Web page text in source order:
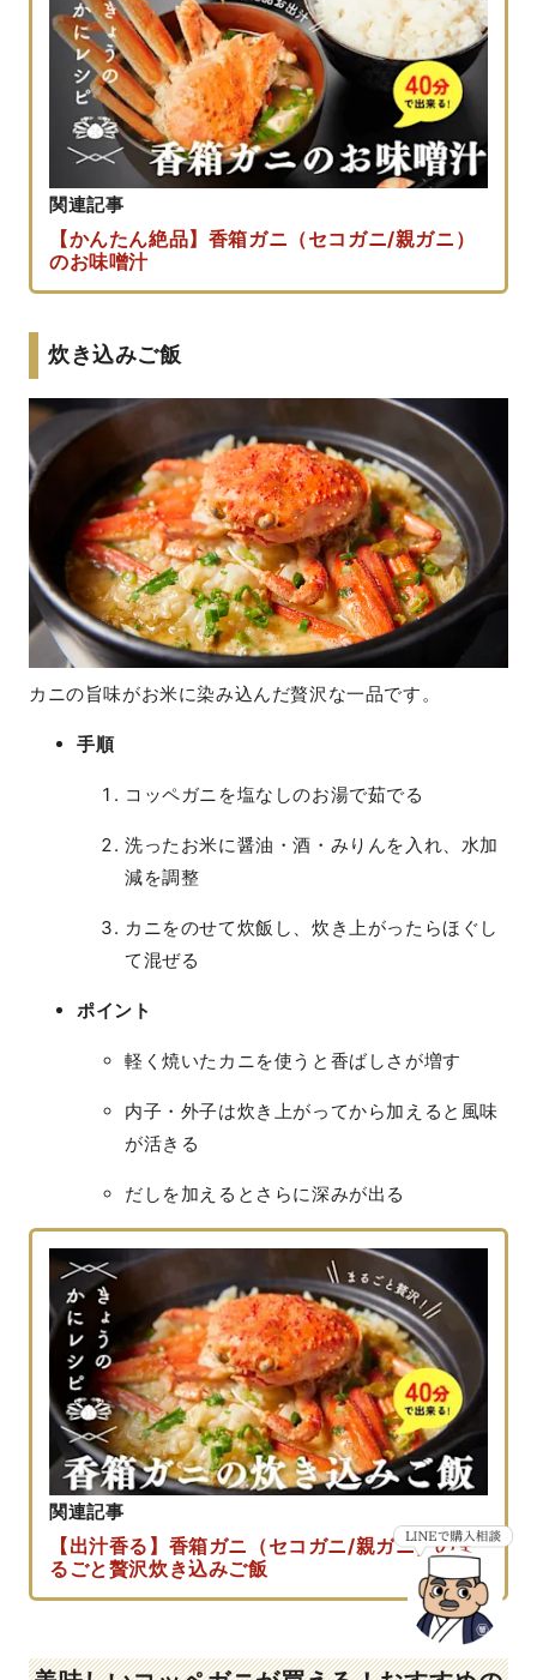
関連記事
【かんたん絶品】香箱ガニ（セコガニ/親ガニ）
のお味噌汁
炊き込みご飯
カニの旨味がお米に染み込んだ贅沢な一品です。
手順
コッペガニを塩なしのお湯で茹でる
洗ったお米に醤油・酒・みりんを入れ、水加
減を調整
カニをのせて炊飯し、炊き上がったらほぐし
て混ぜる
ポイント
軽く焼いたカニを使うと香ばしさが増す
内子・外子は炊き上がってから加えると風味
が活きる
だしを加えるとさらに深みが出る
関連記事
【出汁香る】香箱ガニ（セコガニ/親ガニ）のま
るごと贅沢炊き込みご飯